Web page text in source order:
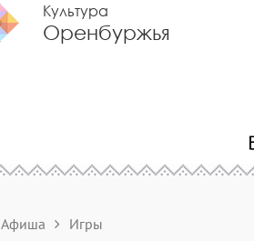
Культура
Оренбуржья
Афиша Игры